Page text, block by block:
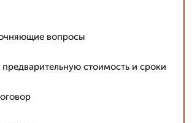
вопросы
предварительную стоимость и сроки